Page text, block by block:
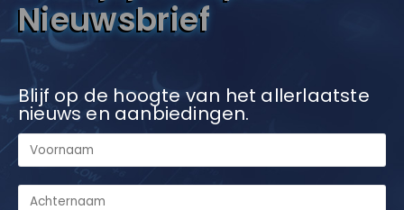
Nieuwsbrief
Blijf op de hoogte van het allerlaatste
nieuws en aanbiedingen.